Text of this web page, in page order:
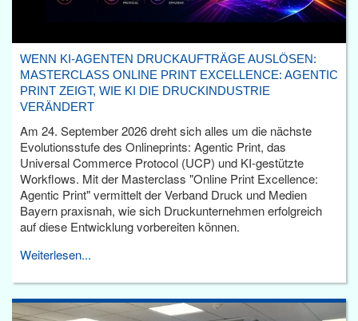
WENN KI-AGENTEN DRUCKAUFTRÄGE AUSLÖSEN:
MASTERCLASS ONLINE PRINT EXCELLENCE: AGENTIC
PRINT ZEIGT, WIE KI DIE DRUCKINDUSTRIE
VERÄNDERT
Am 24. September 2026 dreht sich alles um die nächste
Evolutionsstufe des Onlineprints: Agentic Print, das
Universal Commerce Protocol (UCP) und KI-gestützte
Workflows. Mit der Masterclass "Online Print Excellence:
Agentic Print" vermittelt der Verband Druck und Medien
Bayern praxisnah, wie sich Druckunternehmen erfolgreich
auf diese Entwicklung vorbereiten können.
Weiterlesen...